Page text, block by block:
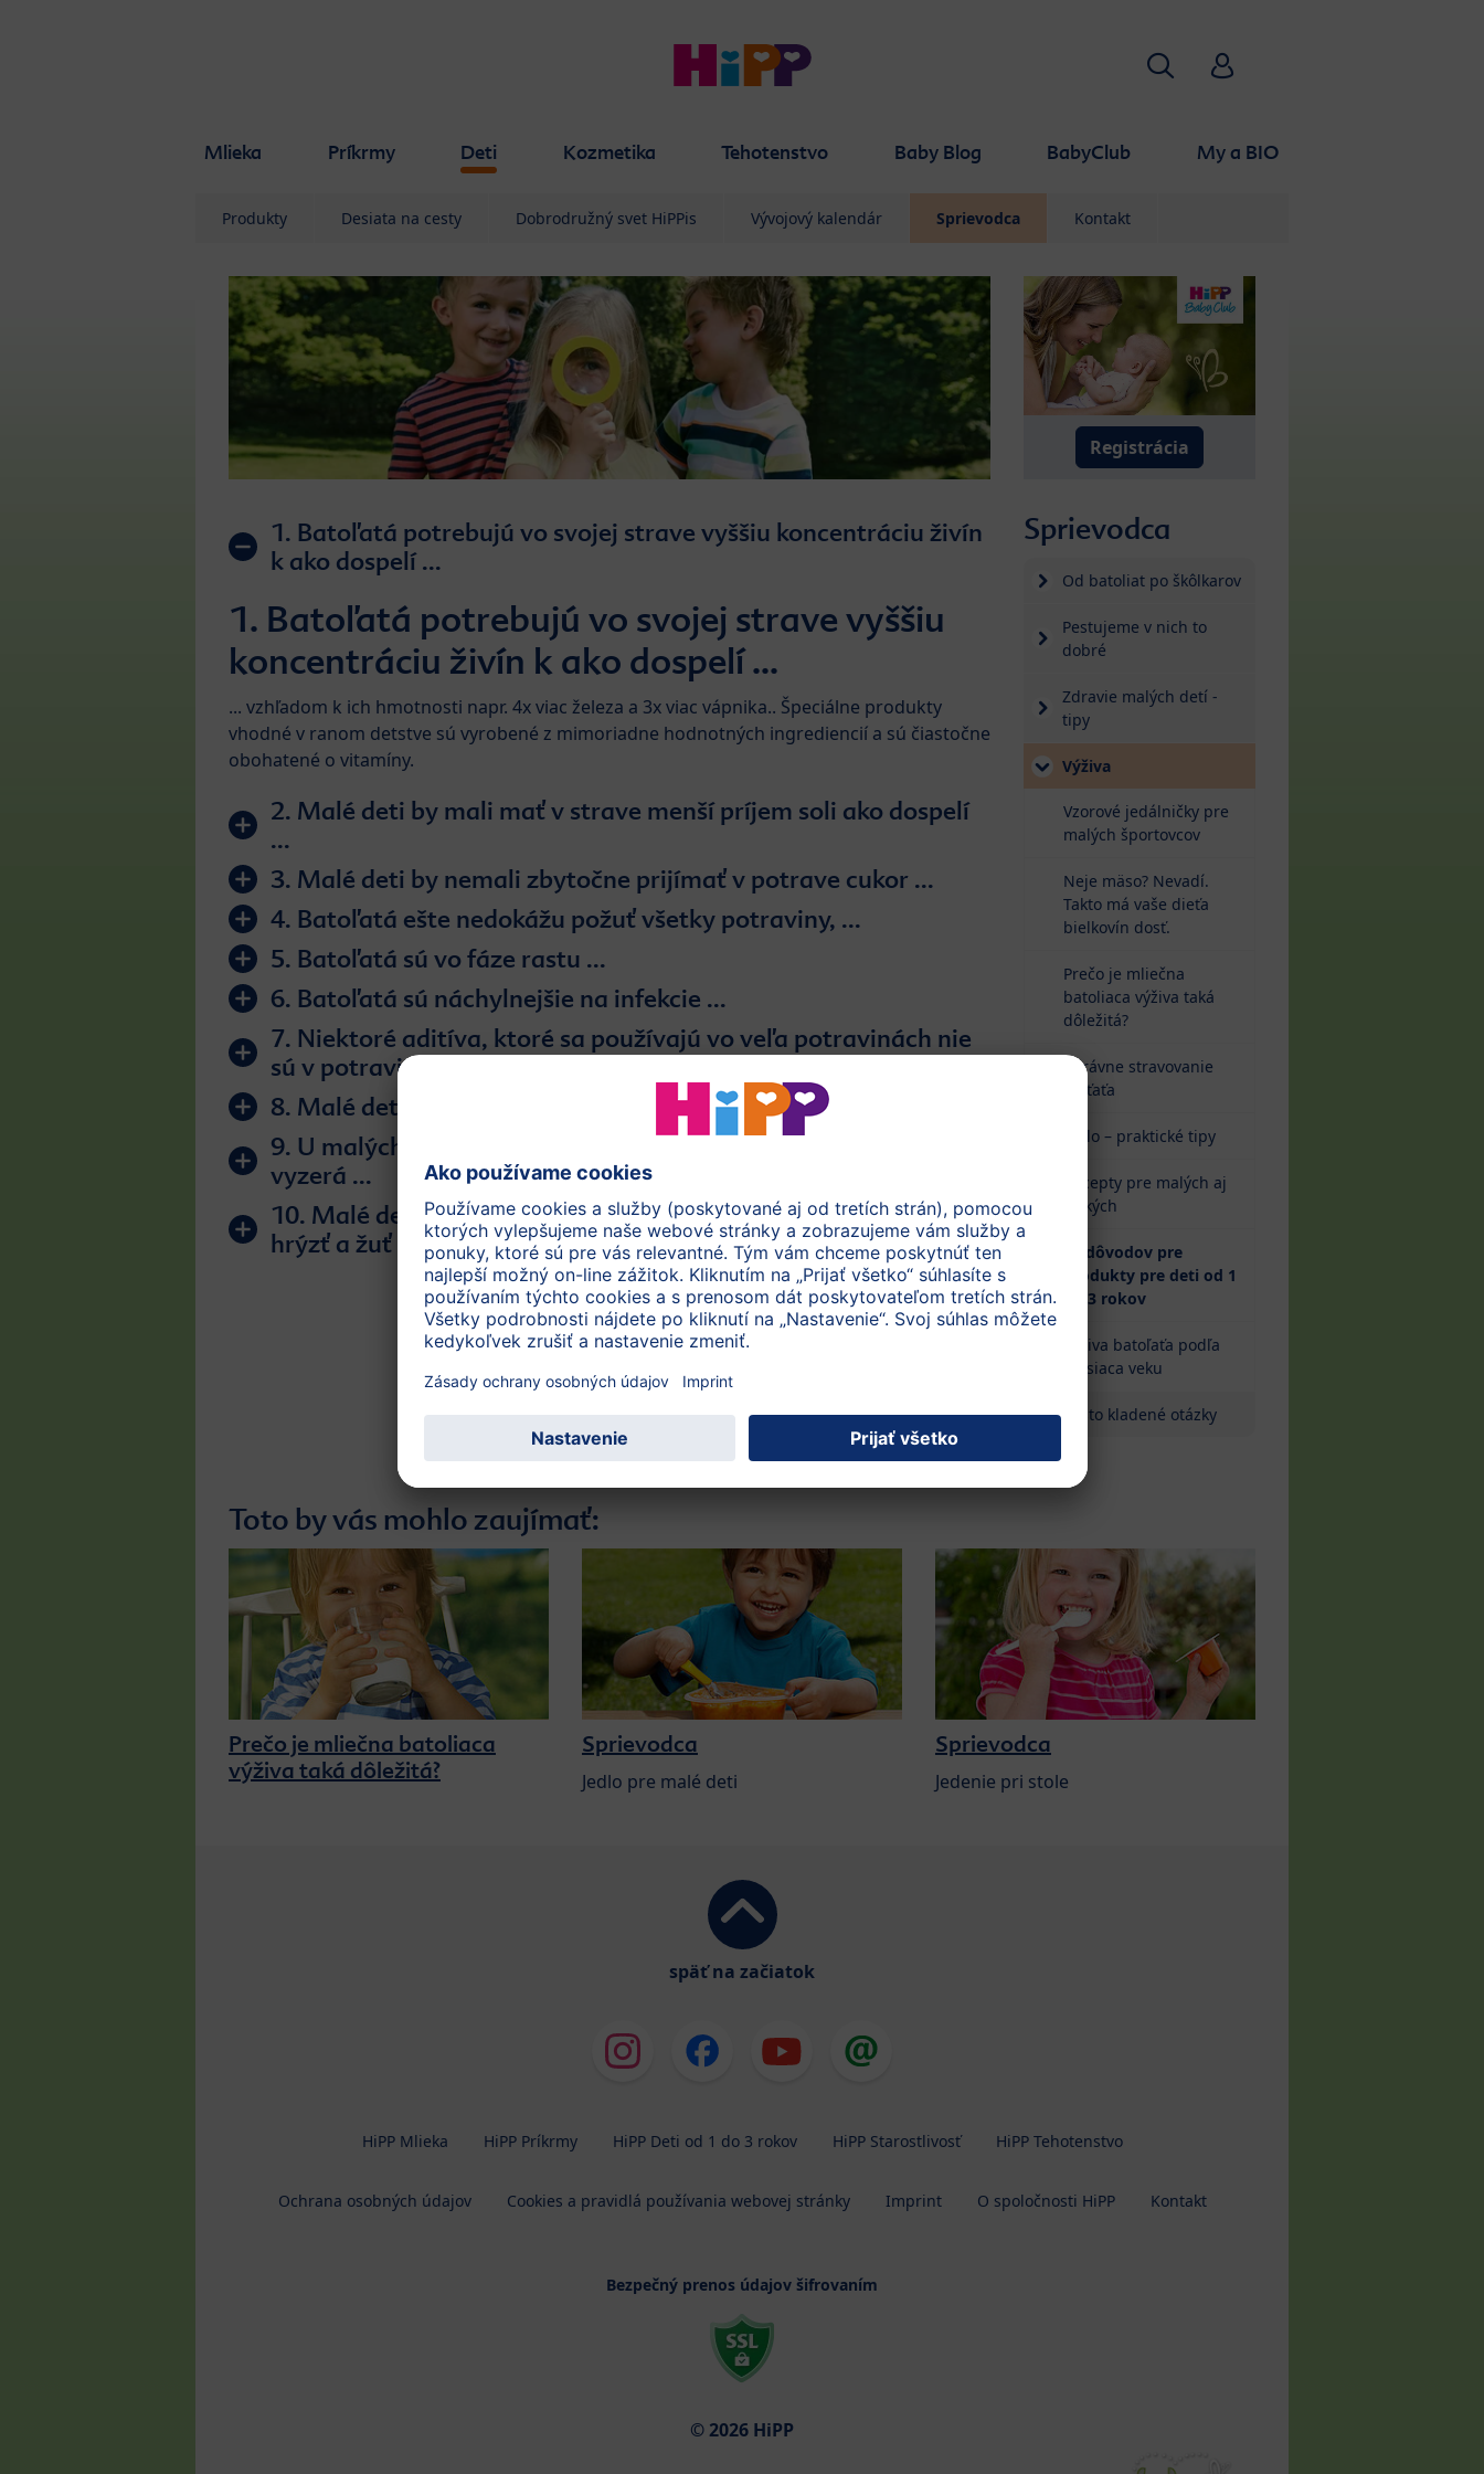
Mlieka Príkrmy Deti Kozmetika Tehotenstvo Baby Blog BabyClub My a BIO
HľadaťHiPP Babyclub
Produkty Desiata na cesty Dobrodružný svet HiPPis Vývojový kalendár Sprievodca Kontakt
1. Batoľatá potrebujú vo svojej strave vyššiu koncentráciu živín
k ako dospelí ...
1. Batoľatá potrebujú vo svojej strave vyššiu
koncentráciu živín k ako dospelí ...
... vzhľadom k ich hmotnosti napr. 4x viac železa a 3x viac vápnika.. Špeciálne produkty
vhodné v ranom detstve sú vyrobené z mimoriadne hodnotných ingrediencií a sú čiastočne
obohatené o vitamíny.
2. Malé deti by mali mať v strave menší príjem soli ako dospelí
...
3. Malé deti by nemali zbytočne prijímať v potrave cukor ...
4. Batoľatá ešte nedokážu požuť všetky potraviny, ...
5. Batoľatá sú vo fáze rastu ...
6. Batoľatá sú náchylnejšie na infekcie ...
7. Niektoré aditíva, ktoré sa používajú vo veľa potravinách nie
sú v potravinách pre ranné detstvo povolené, ...
8. Malé deti by si mali zvykať na prírodnú a zdravú stravu ...
9. U malých detí často zohráva dôležitú úlohu to, ako jedlo
vyzerá ...
10. Malé deti sa musia najprv naučiť, ako sa samostatne najesť,
hrýzť a žuť ...
Registrácia
Sprievodca
Od batoliat po škôlkarov
Pestujeme v nich to
dobré
Zdravie malých detí -
tipy
Výživa
Vzorové jedálničky pre
malých športovcov
Neje mäso? Nevadí.
Takto má vaše dieťa
bielkovín dosť.
Prečo je mliečna
batoliaca výživa taká
dôležitá?
Správne stravovanie
dieťaťa
Jedlo – praktické tipy
Recepty pre malých aj
veľkých
10 dôvodov pre
produkty pre deti od 1
do 3 rokov(current)
Výživa batoľaťa podľa
mesiaca veku
Často kladené otázky
Toto by vás mohlo zaujímať:
Prečo je mliečna batoliaca
výživa taká dôležitá?
Sprievodca
Jedlo pre malé deti
Sprievodca
Jedenie pri stole
späť na začiatok
HiPP Mlieka HiPP Príkrmy HiPP Deti od 1 do 3 rokov HiPP Starostlivosť HiPP Tehotenstvo
Ochrana osobných údajov Cookies a pravidlá používania webovej stránky Imprint O spoločnosti HiPP Kontakt
Bezpečný prenos údajov šifrovaním
© 2026 HiPP